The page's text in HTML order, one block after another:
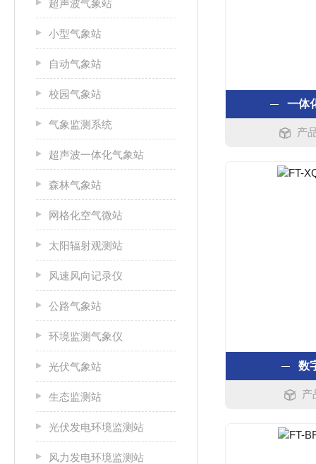
超声波气象站
小型气象站
自动气象站
校园气象站
气象监测系统
超声波一体化气象站
森林气象站
网格化空气微站
太阳辐射观测站
风速风向记录仪
公路气象站
环境监测气象仪
光伏气象站
生态监测站
光伏发电环境监测站
风力发电环境监测站
一体
产
数
产